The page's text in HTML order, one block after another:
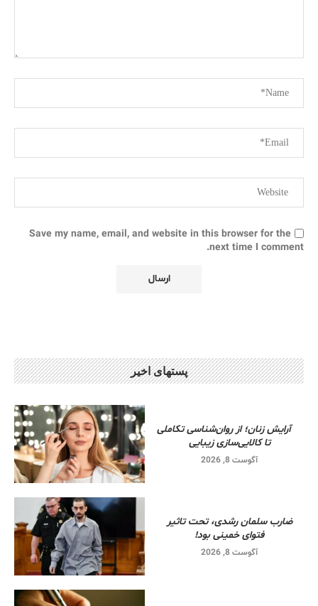
Save my name, email, and website in this browser for the
next time I comment.
پستهای اخیر
آرایش زنان؛ از روان‌شناسی تکاملی
تا کالایی‌سازی زیبایی
آگوست 8, 2026
ضارب سلمان رشدی، تحت تاثیر
فتوای خمینی بود!
آگوست 8, 2026